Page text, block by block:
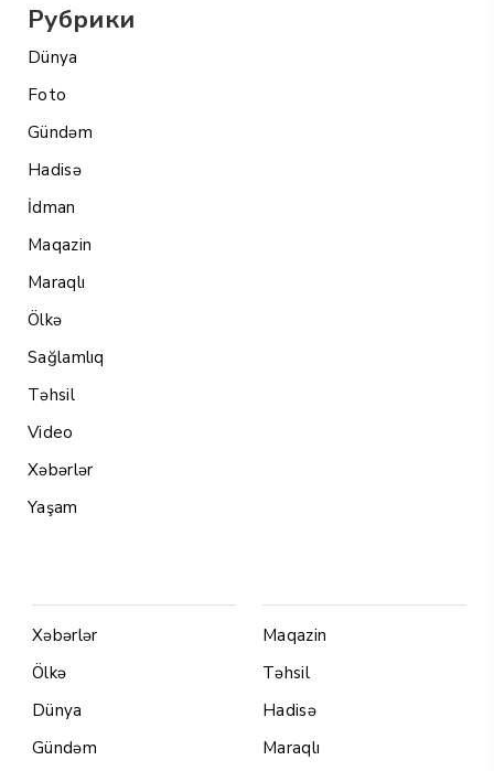
Рубрики
Dünya
Foto
Gündəm
Hadisə
İdman
Maqazin
Maraqlı
Ölkə
Sağlamlıq
Təhsil
Video
Xəbərlər
Yaşam
Xəbərlər
Ölkə
Dünya
Gündəm
Maqazin
Təhsil
Hadisə
Maraqlı